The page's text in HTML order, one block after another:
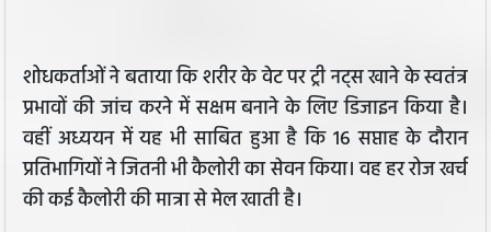
शोधकर्ताओं ने बताया कि शरीर के वेट पर ट्री नट्स खाने के स्वतंत्र
प्रभावों की जांच करने में सक्षम बनाने के लिए डिजाइन किया है।
वहीं अध्ययन में यह भी साबित हुआ है कि 16 सप्ताह के दौरान
प्रतिभागियों ने जितनी भी कैलोरी का सेवन किया। वह हर रोज खर्च
की कई कैलोरी की मात्रा से मेल खाती है।